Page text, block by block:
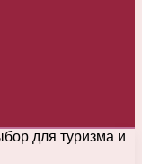
для туризма и